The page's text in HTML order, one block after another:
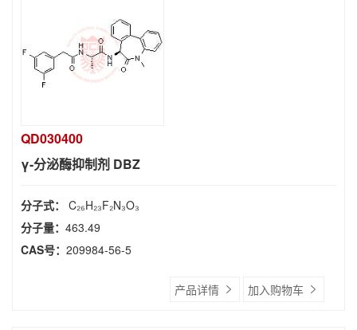
QD030400
γ-分泌酶抑制剂 DBZ
分子式： C₂₆H₂₃F₂N₃O₃
分子量： 463.49
CAS号： 209984-56-5
产品详情 加入购物车